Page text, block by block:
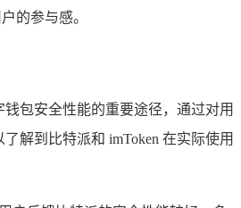
的参与感。
包安全性能的重要途径，通过对用
解到比特派和 imToken 在实际使用